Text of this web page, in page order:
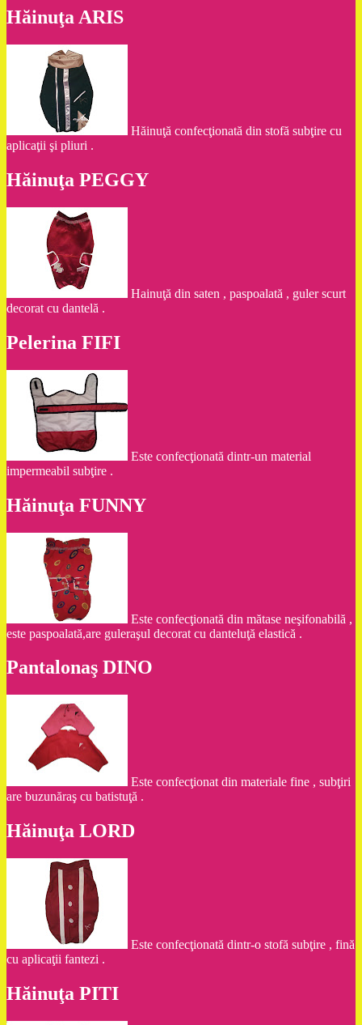
Hăinuţa ARIS
Hăinuţă confecţionată din stofă subţire cu
aplicaţii şi pliuri .
Hăinuţa PEGGY
Hainuţă din saten , paspoalată , guler scurt
decorat cu dantelă .
Pelerina FIFI
Este confecţionată dintr-un material
impermeabil subţire .
Hăinuţa FUNNY
Este confecţionată din mătase neşifonabilă ,
este paspoalată,are guleraşul decorat cu danteluţă elastică .
Pantalonaş DINO
Este confecţionat din materiale fine , subţiri
are buzunăraş cu batistuţă .
Hăinuţa LORD
Este confecţionată dintr-o stofă subţire , fină
cu aplicaţii fantezi .
Hăinuţa PITI